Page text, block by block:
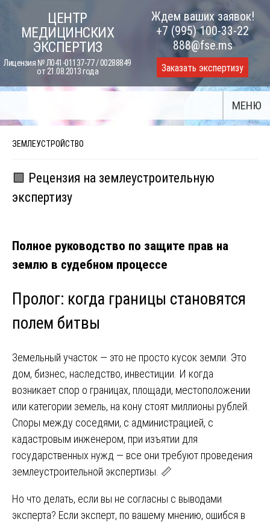
content
ЦЕНТР
МЕДИЦИНСКИХ
ЭКСПЕРТИЗ
Лицензия № Л041-01137-77 / 00288849
от 21.08.2013 года
Ждем ваших заявок!
+7 (995) 100-33-22
888@fse.ms
Заказать экспертизу
МЕНЮ
ЗЕМЛЕУСТРОЙСТВО
🟩 Рецензия на землеустроительную
экспертизу
Полное руководство по защите прав на
землю в судебном процессе
Пролог: когда границы становятся
полем битвы
Земельный участок — это не просто кусок земли. Это
дом, бизнес, наследство, инвестиции. И когда
возникает спор о границах, площади, местоположении
или категории земель, на кону стоят миллионы рублей.
Споры между соседями, с администрацией, с
кадастровым инженером, при изъятии для
государственных нужд — все они требуют проведения
землеустроительной экспертизы. 📏
Но что делать, если вы не согласны с выводами
эксперта? Если эксперт, по вашему мнению, ошибся в